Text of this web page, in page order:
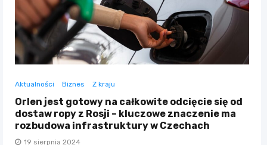
Aktualności Biznes Z kraju
Orlen jest gotowy na całkowite odcięcie się od
dostaw ropy z Rosji – kluczowe znaczenie ma
rozbudowa infrastruktury w Czechach
19 sierpnia 2024